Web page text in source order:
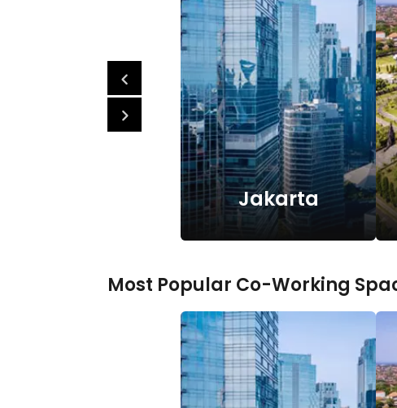
Jakarta
Most Popular Co-Working